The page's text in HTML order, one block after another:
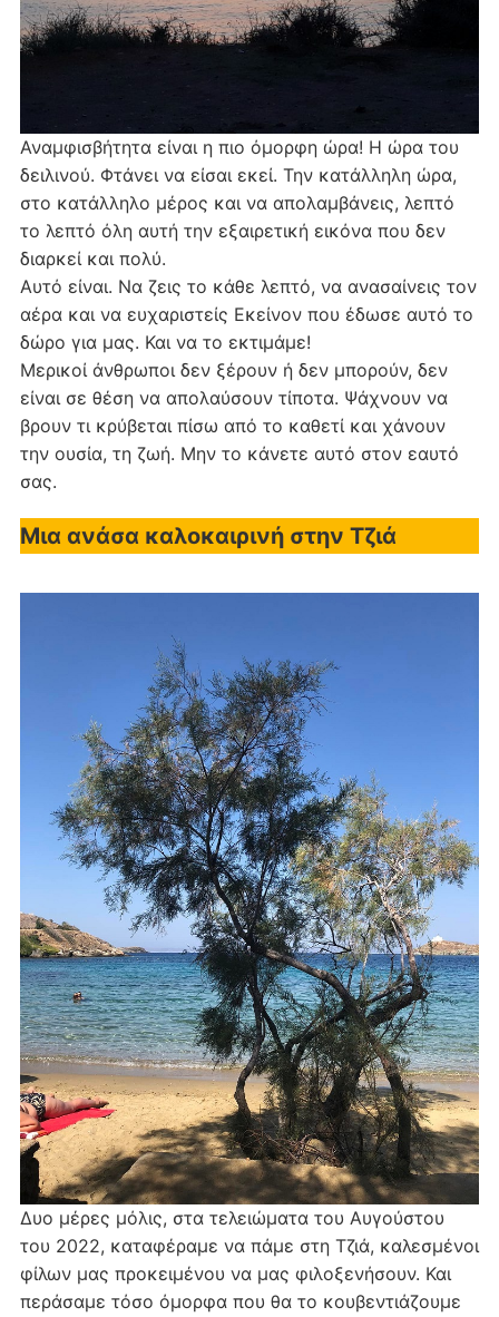
Αναμφισβήτητα είναι η πιο όμορφη ώρα! Η ώρα του
δειλινού. Φτάνει να είσαι εκεί. Την κατάλληλη ώρα,
στο κατάλληλο μέρος και να απολαμβάνεις, λεπτό
το λεπτό όλη αυτή την εξαιρετική εικόνα που δεν
διαρκεί και πολύ.
Αυτό είναι. Να ζεις το κάθε λεπτό, να ανασαίνεις τον
αέρα και να ευχαριστείς Εκείνον που έδωσε αυτό το
δώρο για μας. Και να το εκτιμάμε!
Μερικοί άνθρωποι δεν ξέρουν ή δεν μπορούν, δεν
είναι σε θέση να απολαύσουν τίποτα. Ψάχνουν να
βρουν τι κρύβεται πίσω από το καθετί και χάνουν
την ουσία, τη ζωή. Μην το κάνετε αυτό στον εαυτό
σας.
Μια ανάσα καλοκαιρινή στην Τζιά
Δυο μέρες μόλις, στα τελειώματα του Αυγούστου
του 2022, καταφέραμε να πάμε στη Τζιά, καλεσμένοι
φίλων μας προκειμένου να μας φιλοξενήσουν. Και
περάσαμε τόσο όμορφα που θα το κουβεντιάζουμε